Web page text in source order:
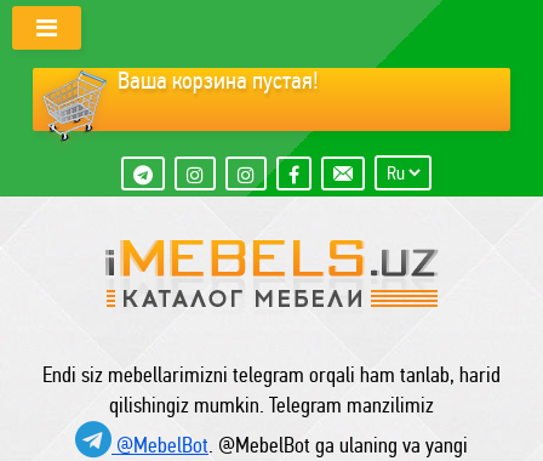
Ваша корзина пустая!
Endi siz mebellarimizni telegram orqali ham tanlab, harid
qilishingiz mumkin. Telegram manzilimiz
@MebelBot. @MebelBot ga ulaning va yangi